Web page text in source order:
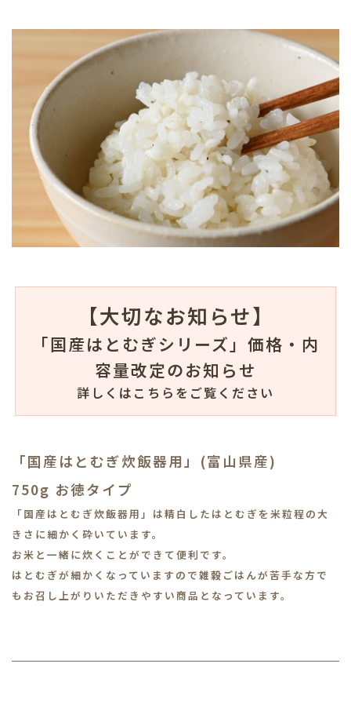
【大切なお知らせ】
「国産はとむぎシリーズ」価格・内
容量改定のお知らせ
詳しくはこちらをご覧ください
「国産はとむぎ炊飯器用」(富山県産)
750g お徳タイプ
「国産はとむぎ炊飯器用」は精白したはとむぎを米粒程の大
きさに細かく砕いています。
お米と一緒に炊くことができて便利です。
はとむぎが細かくなっていますので雑穀ごはんが苦手な方で
もお召し上がりいただきやすい商品となっています。